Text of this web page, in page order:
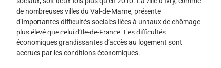
de nombreuses villes du Val-de-Marne, présente
d’importantes difficultés sociales liées à un taux de chômage
plus élevé que celui d’Ile-de-France. Les difficultés
économiques grandissantes d’accès au logement sont
accrues par les conditions économiques.